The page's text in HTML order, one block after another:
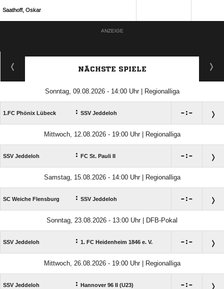
 
ANZEIGE
NÄCHSTE SPIELE
Sonntag, 09.08.2026 - 14:00 Uhr | Regionalliga
1.FC Phönix Lübeck : SSV Jeddeloh :
Mittwoch, 12.08.2026 - 19:00 Uhr | Regionalliga
SSV Jeddeloh : FC St. Pauli II :
Samstag, 15.08.2026 - 14:00 Uhr | Regionalliga
SC Weiche Flensburg : SSV Jeddeloh :
Sonntag, 23.08.2026 - 13:00 Uhr | DFB-Pokal
SSV Jeddeloh : 1. FC Heidenheim 1846 e. V. :
Mittwoch, 26.08.2026 - 19:00 Uhr | Regionalliga
SSV Jeddeloh : Hannover 96 II (U23) :